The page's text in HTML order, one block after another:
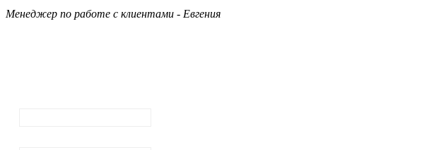
Менеджер по работе с клиентами - Евгения